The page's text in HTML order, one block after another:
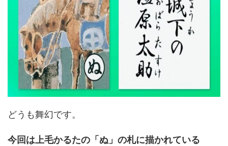
どうも舞幻です。
今回は上毛かるたの「ぬ」の札に描かれている